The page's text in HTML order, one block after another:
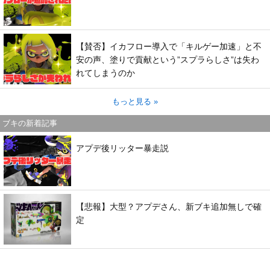
【賛否】イカフロー導入で「キルゲー加速」と不
安の声、塗りで貢献という”スプラらしさ”は失わ
れてしまうのか
もっと見る »
ブキの新着記事
アプデ後リッター暴走説
【悲報】大型？アプデさん、新ブキ追加無しで確
定